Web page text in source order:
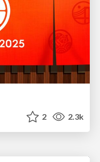
2 2.3k